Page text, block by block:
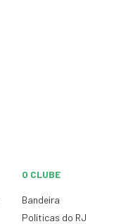
O CLUBE
Bandeira
Políticas do RJ